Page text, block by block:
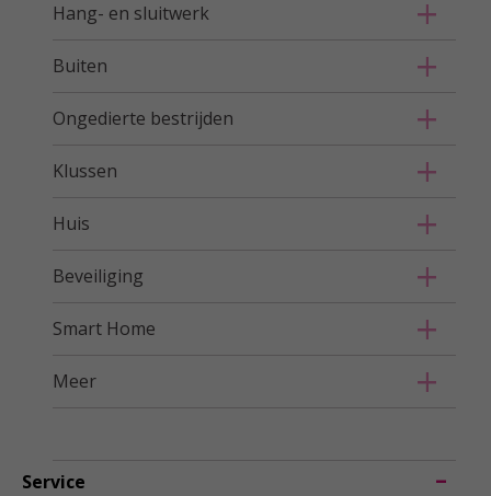
Hang- en sluitwerk
Buiten
Ongedierte bestrijden
Klussen
Huis
Beveiliging
Smart Home
Meer
Service